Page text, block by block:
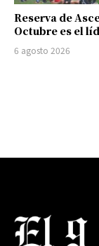
Reserva de
Octubre es el
6 agosto 2026